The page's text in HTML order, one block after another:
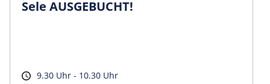
Sele AUSGEBUCHT!
9.30 Uhr - 10.30 Uhr